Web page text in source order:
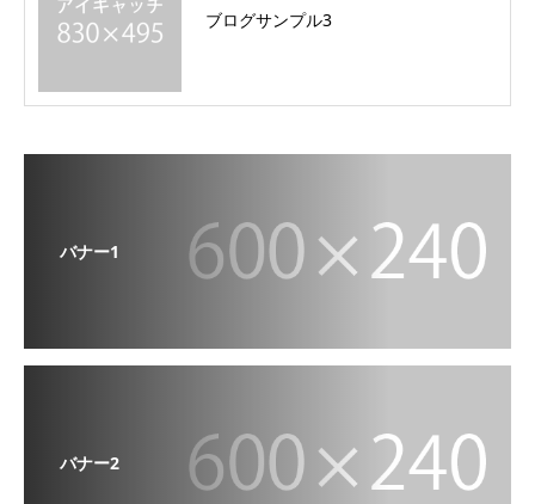
ブログサンプル3
バナー1
バナー2